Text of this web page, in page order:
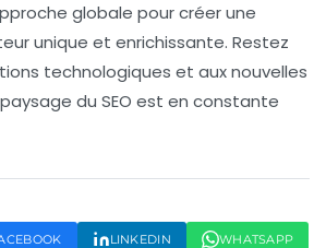
globale pour créer une
unique et enrichissante. Restez
technologiques et aux nouvelles
du SEO est en constante
LINKEDIN WHATSAPP